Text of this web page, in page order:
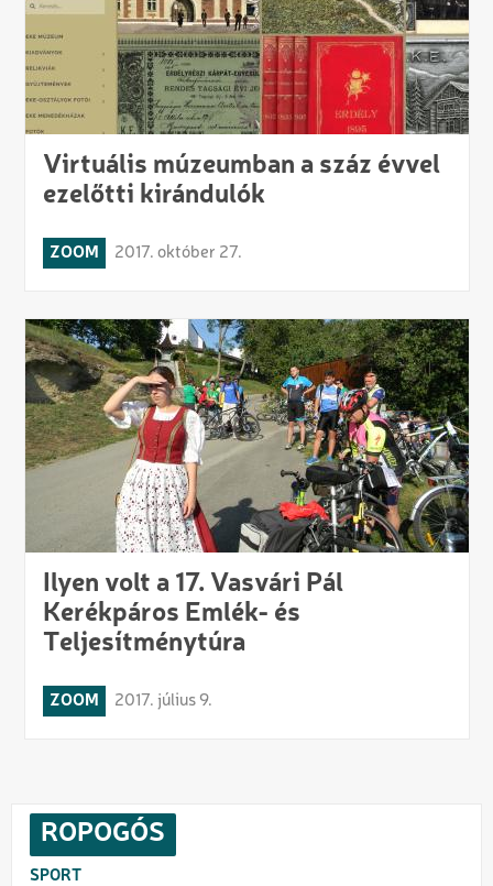
Virtuális múzeumban a száz évvel
ezelőtti kirándulók
ZOOM 2017. október 27.
Ilyen volt a 17. Vasvári Pál
Kerékpáros Emlék- és
Teljesítménytúra
ZOOM 2017. július 9.
ROPOGÓS
SPORT